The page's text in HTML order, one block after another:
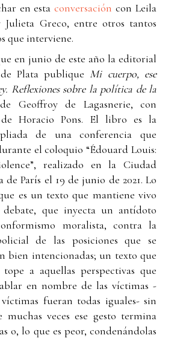
en estaconversación con Leila
Julieta Greco, entre otros tantos
que interviene.
en junio de este año la editorial
Plata publique Mi cuerpo, ese
Reflexiones sobre la política de la
Geoffroy de Lagasnerie, con
Horacio Pons. El libro es la
de una conferencia que
el coloquio “Édouard Louis:
realizado en la Ciudad
París el 19 de junio de 2021. Lo
es un texto que mantiene vivo
debate, que inyecta un antídoto
moralista, contra la
de las posiciones que se
bien intencionadas; un texto que
a aquellas perspectivas que
en nombre de las víctimas -
fueran todas iguales- sin
muchas veces ese gesto termina
o, lo que es peor, condenándolas